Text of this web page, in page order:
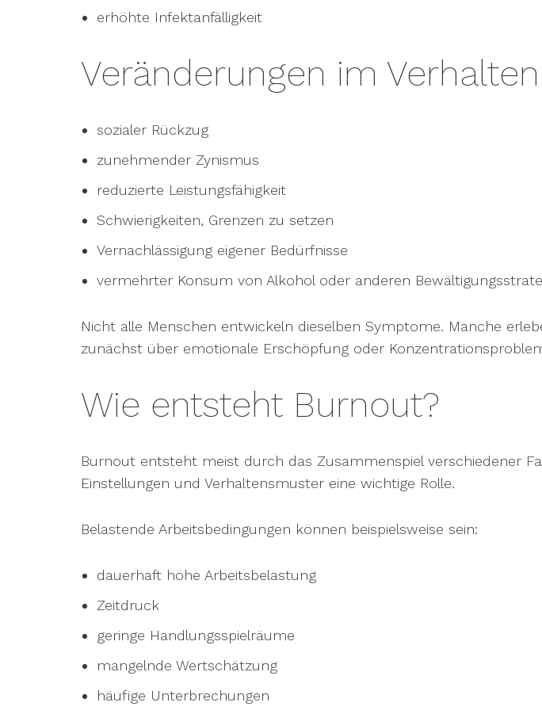
erhöhte Infektanfälligkeit
Veränderungen im Verhalten
sozialer Rückzug
zunehmender Zynismus
reduzierte Leistungsfähigkeit
Schwierigkeiten, Grenzen zu setzen
Vernachlässigung eigener Bedürfnisse
vermehrter Konsum von Alkohol oder anderen
Nicht alle Menschen entwickeln dieselben Symptome. Manche
zunächst über emotionale Erschöpfung oder
Wie entsteht Burnout?
Burnout entsteht meist durch das Zusammenspiel verschiedener
Einstellungen und Verhaltensmuster eine wichtige Rolle.
Belastende Arbeitsbedingungen können beispielsweise sein:
dauerhaft hohe Arbeitsbelastung
Zeitdruck
geringe Handlungsspielräume
mangelnde Wertschätzung
häufige Unterbrechungen